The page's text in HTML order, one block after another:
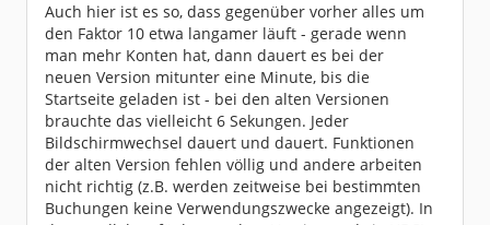
Auch hier ist es so, dass gegenüber vorher alles um
den Faktor 10 etwa langamer läuft - gerade wenn
man mehr Konten hat, dann dauert es bei der
neuen Version mitunter eine Minute, bis die
Startseite geladen ist - bei den alten Versionen
brauchte das vielleicht 6 Sekungen. Jeder
Bildschirmwechsel dauert und dauert. Funktionen
der alten Version fehlen völlig und andere arbeiten
nicht richtig (z.B. werden zeitweise bei bestimmten
Buchungen keine Verwendungszwecke angezeigt). In